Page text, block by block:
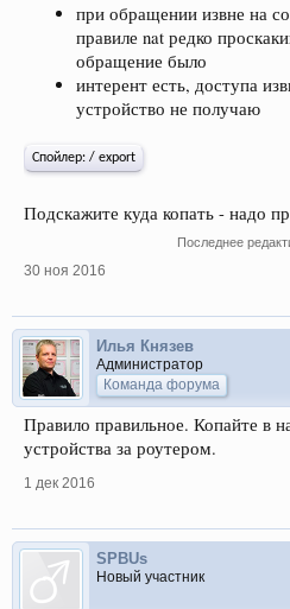
при обращении извне на
правиле nat редко
обращение было
интерент есть, доступа
устройство не получаю
Спойлер: / export
Подскажите куда копать - надо
Последнее
30 ноя 2016
Илья Князев
Администратор
Команда форума
Правило правильное. Копайте в
устройства за роутером.
1 дек 2016
SPBUs
Новый участник